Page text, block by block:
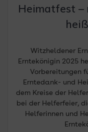
Heimatfest –
Witzheldener
Erntekönigin 2025
Vorbereitungen
Erntedank- und
dem Kreise der
bei der Helferfeier,
Helferinnen und